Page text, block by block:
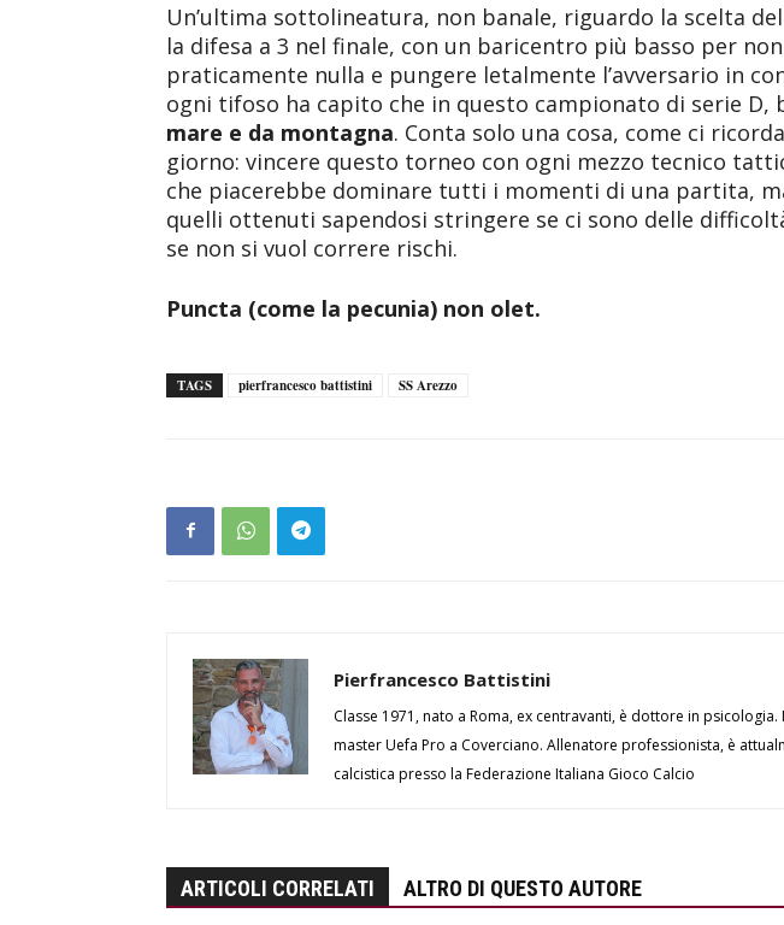
Un’ultima sottolineatura, non banale, riguardo la scelta
la difesa a 3 nel finale, con un baricentro più basso per
praticamente nulla e pungere letalmente l’avversario in
ogni tifoso ha capito che in questo campionato di serie D,
mare e da montagna. Conta solo una cosa, come ci
giorno: vincere questo torneo con ogni mezzo tecnico
che piacerebbe dominare tutti i momenti di una partita,
quelli ottenuti sapendosi stringere se ci sono delle
se non si vuol correre rischi.
Puncta (come la pecunia) non olet.
TAGS pierfrancesco battistini SS Arezzo
Pierfrancesco Battistini
Classe 1971, nato a Roma, ex centravanti, è dottore in
master Uefa Pro a Coverciano. Allenatore professionista, è
calcistica presso la Federazione Italiana Gioco Calcio
ARTICOLI CORRELATI ALTRO DI QUESTO AUTORE